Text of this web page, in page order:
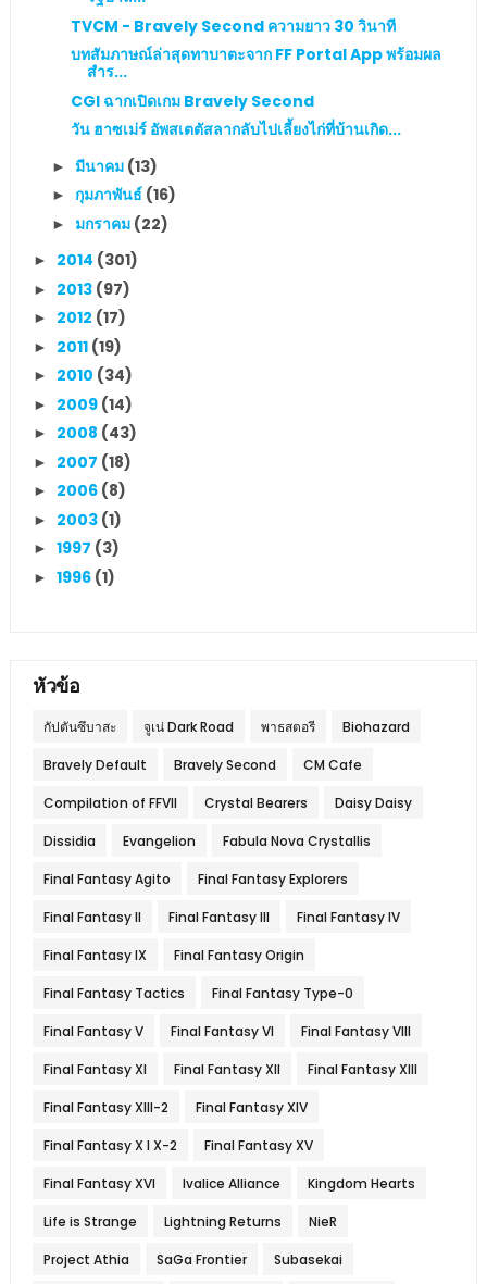
TVCM - Bravely Second ความยาว 30 วินาที
บทสัมภาษณ์ล่าสุดทาบาตะจาก FF Portal App พร้อมผล
สำร...
CGI ฉากเปิดเกม Bravely Second
วัน ฮาซเม่ร์ อัพสเตตัสลากลับไปเลี้ยงไก่ที่บ้านเกิด...
► มีนาคม (13)
► กุมภาพันธ์ (16)
► มกราคม (22)
► 2014 (301)
► 2013 (97)
► 2012 (17)
► 2011 (19)
► 2010 (34)
► 2009 (14)
► 2008 (43)
► 2007 (18)
► 2006 (8)
► 2003 (1)
► 1997 (3)
► 1996 (1)
หัวข้อ
กัปตันซึบาสะ จูเน่ Dark Road พาธสตอรี Biohazard
Bravely Default Bravely Second CM Cafe
Compilation of FFVII Crystal Bearers Daisy Daisy
Dissidia Evangelion Fabula Nova Crystallis
Final Fantasy Agito Final Fantasy Explorers
Final Fantasy II Final Fantasy III Final Fantasy IV
Final Fantasy IX Final Fantasy Origin
Final Fantasy Tactics Final Fantasy Type-0
Final Fantasy V Final Fantasy VI Final Fantasy VIII
Final Fantasy XI Final Fantasy XII Final Fantasy XIII
Final Fantasy XIII-2 Final Fantasy XIV
Final Fantasy X l X-2 Final Fantasy XV
Final Fantasy XVI Ivalice Alliance Kingdom Hearts
Life is Strange Lightning Returns NieR
Project Athia SaGa Frontier Subasekai